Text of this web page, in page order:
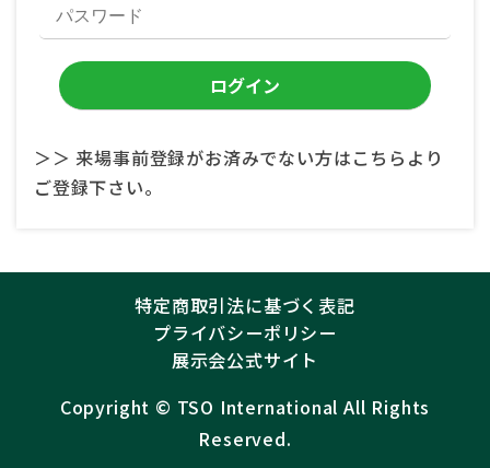
＞＞ 来場事前登録がお済みでない方はこちらより
ご登録下さい。
特定商取引法に基づく表記
プライバシーポリシー
展示会公式サイト
Copyright ©︎ TSO International All Rights
Reserved.